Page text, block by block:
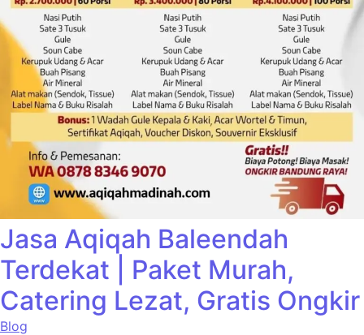
Jasa Aqiqah Baleendah
Terdekat | Paket Murah,
Catering Lezat, Gratis Ongkir
Blog